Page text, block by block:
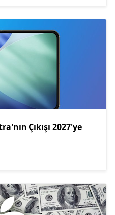
Çıkışı 2027'ye